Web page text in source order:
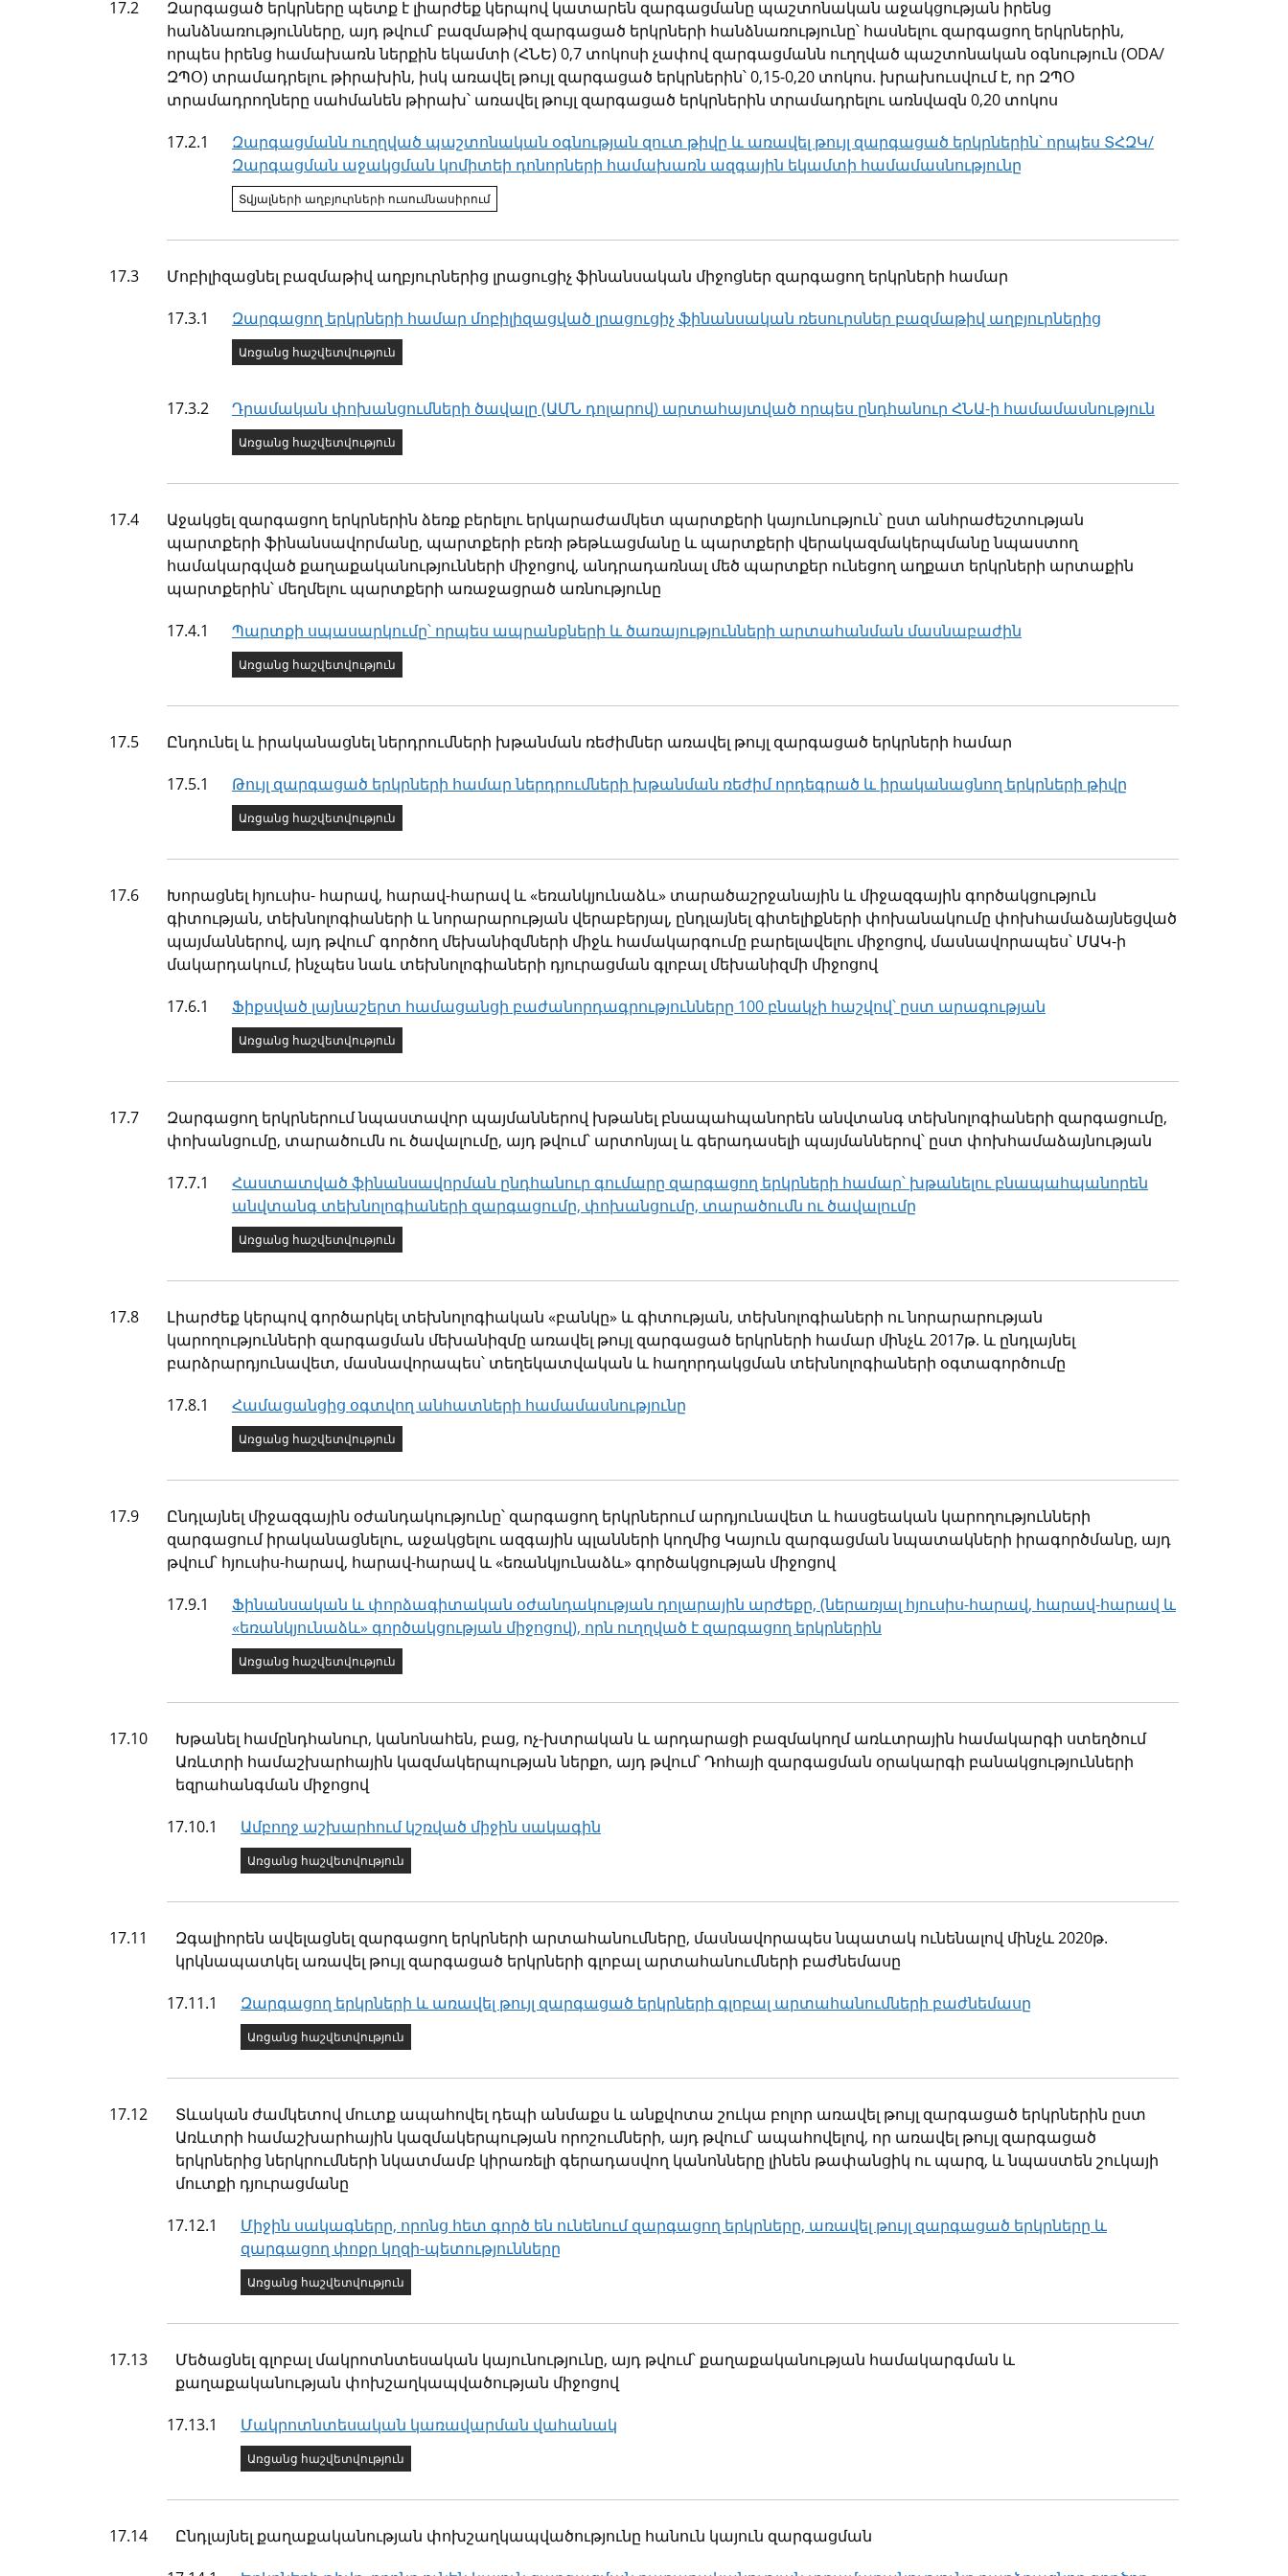
Թիրախ
17.2
Զարգացած երկրները պետք է լիարժեք կերպով կատարեն զարգացմանը պաշտոնական աջակցության իրենց
հանձնառությունները, այդ թվում՝ բազմաթիվ զարգացած երկրների հանձնառությունը՝ հասնելու զարգացող երկրներին,
որպես իրենց համախառն ներքին եկամտի (ՀՆԵ) 0,7 տոկոսի չափով զարգացմանն ուղղված պաշտոնական օգնություն (ODA/
ԶՊՕ) տրամադրելու թիրախին, իսկ առավել թույլ զարգացած երկրներին՝ 0,15-0,20 տոկոս. խրախուսվում է, որ ԶՊՕ
տրամադրողները սահմանեն թիրախ՝ առավել թույլ զարգացած երկրներին տրամադրելու առնվազն 0,20 տոկոս
Ցուցանիշ
17.2.1
Զարգացմանն ուղղված պաշտոնական օգնության զուտ թիվը և առավել թույլ զարգացած երկրներին՝ որպես ՏՀԶԿ/
Զարգացման աջակցման կոմիտեի դոնորների համախառն ազգային եկամտի համամասնությունը
Ցուցանիշի կարգավիճակ
Տվյալների աղբյուրների ուսումնասիրում
Թիրախ
17.3
Մոբիլիզացնել բազմաթիվ աղբյուրներից լրացուցիչ ֆինանսական միջոցներ զարգացող երկրների համար
Ցուցանիշ
17.3.1
Զարգացող երկրների համար մոբիլիզացված լրացուցիչ ֆինանսական ռեսուրսներ բազմաթիվ աղբյուրներից
Ցուցանիշի կարգավիճակ
Առցանց հաշվետվություն
Ցուցանիշ
17.3.2
Դրամական փոխանցումների ծավալը (ԱՄՆ դոլարով) արտահայտված որպես ընդհանուր ՀՆԱ-ի համամասնություն
Ցուցանիշի կարգավիճակ
Առցանց հաշվետվություն
Թիրախ
17.4
Աջակցել զարգացող երկրներին ձեռք բերելու երկարաժամկետ պարտքերի կայունություն՝ ըստ անհրաժեշտության
պարտքերի ֆինանսավորմանը, պարտքերի բեռի թեթևացմանը և պարտքերի վերակազմակերպմանը նպաստող
համակարգված քաղաքականությունների միջոցով, անդրադառնալ մեծ պարտքեր ունեցող աղքատ երկրների արտաքին
պարտքերին՝ մեղմելու պարտքերի առաջացրած առնությունը
Ցուցանիշ
17.4.1
Պարտքի սպասարկումը՝ որպես ապրանքների և ծառայությունների արտահանման մասնաբաժին
Ցուցանիշի կարգավիճակ
Առցանց հաշվետվություն
Թիրախ
17.5
Ընդունել և իրականացնել ներդրումների խթանման ռեժիմներ առավել թույլ զարգացած երկրների համար
Ցուցանիշ
17.5.1
Թույլ զարգացած երկրների համար ներդրումների խթանման ռեժիմ որդեգրած և իրականացնող երկրների թիվը
Ցուցանիշի կարգավիճակ
Առցանց հաշվետվություն
Թիրախ
17.6
Խորացնել հյուսիս- հարավ, հարավ-հարավ և «եռանկյունաձև» տարածաշրջանային և միջազգային գործակցություն
գիտության, տեխնոլոգիաների և նորարարության վերաբերյալ, ընդլայնել գիտելիքների փոխանակումը փոխհամաձայնեցված
պայմաններով, այդ թվում՝ գործող մեխանիզմների միջև համակարգումը բարելավելու միջոցով, մասնավորապես՝ ՄԱԿ-ի
մակարդակում, ինչպես նաև տեխնոլոգիաների դյուրացման գլոբալ մեխանիզմի միջոցով
Ցուցանիշ
17.6.1
Ֆիքսված լայնաշերտ համացանցի բաժանորդագրությունները 100 բնակչի հաշվով՝ ըստ արագության
Ցուցանիշի կարգավիճակ
Առցանց հաշվետվություն
Թիրախ
17.7
Զարգացող երկրներում նպաստավոր պայմաններով խթանել բնապահպանորեն անվտանգ տեխնոլոգիաների զարգացումը,
փոխանցումը, տարածումն ու ծավալումը, այդ թվում՝ արտոնյալ և գերադասելի պայմաններով՝ ըստ փոխհամաձայնության
Ցուցանիշ
17.7.1
Հաստատված ֆինանսավորման ընդհանուր գումարը զարգացող երկրների համար՝ խթանելու բնապահպանորեն
անվտանգ տեխնոլոգիաների զարգացումը, փոխանցումը, տարածումն ու ծավալումը
Ցուցանիշի կարգավիճակ
Առցանց հաշվետվություն
Թիրախ
17.8
Լիարժեք կերպով գործարկել տեխնոլոգիական «բանկը» և գիտության, տեխնոլոգիաների ու նորարարության
կարողությունների զարգացման մեխանիզմը առավել թույլ զարգացած երկրների համար մինչև 2017թ. և ընդլայնել
բարձրարդյունավետ, մասնավորապես՝ տեղեկատվական և հաղորդակցման տեխնոլոգիաների օգտագործումը
Ցուցանիշ
17.8.1
Համացանցից օգտվող անհատների համամասնությունը
Ցուցանիշի կարգավիճակ
Առցանց հաշվետվություն
Թիրախ
17.9
Ընդլայնել միջազգային օժանդակությունը՝ զարգացող երկրներում արդյունավետ և հասցեական կարողությունների
զարգացում իրականացնելու, աջակցելու ազգային պլանների կողմից Կայուն զարգացման նպատակների իրագործմանը, այդ
թվում՝ հյուսիս-հարավ, հարավ-հարավ և «եռանկյունաձև» գործակցության միջոցով
Ցուցանիշ
17.9.1
Ֆինանսական և փորձագիտական օժանդակության դոլարային արժեքը, (ներառյալ հյուսիս-հարավ, հարավ-հարավ և
«եռանկյունաձև» գործակցության միջոցով), որն ուղղված է զարգացող երկրներին
Ցուցանիշի կարգավիճակ
Առցանց հաշվետվություն
Թիրախ
17.10
Խթանել համընդհանուր, կանոնահեն, բաց, ոչ-խտրական և արդարացի բազմակողմ առևտրային համակարգի ստեղծում
Առևտրի համաշխարհային կազմակերպության ներքո, այդ թվում՝ Դոհայի զարգացման օրակարգի բանակցությունների
եզրահանգման միջոցով
Ցուցանիշ
17.10.1
Ամբողջ աշխարհում կշռված միջին սակագին
Ցուցանիշի կարգավիճակ
Առցանց հաշվետվություն
Թիրախ
17.11
Զգալիորեն ավելացնել զարգացող երկրների արտահանումները, մասնավորապես նպատակ ունենալով մինչև 2020թ.
կրկնապատկել առավել թույլ զարգացած երկրների գլոբալ արտահանումների բաժնեմասը
Ցուցանիշ
17.11.1
Զարգացող երկրների և առավել թույլ զարգացած երկրների գլոբալ արտահանումների բաժնեմասը
Ցուցանիշի կարգավիճակ
Առցանց հաշվետվություն
Թիրախ
17.12
Տևական ժամկետով մուտք ապահովել դեպի անմաքս և անքվոտա շուկա բոլոր առավել թույլ զարգացած երկրներին ըստ
Առևտրի համաշխարհային կազմակերպության որոշումների, այդ թվում՝ ապահովելով, որ առավել թույլ զարգացած
երկրներից ներկրումների նկատմամբ կիրառելի գերադասվող կանոնները լինեն թափանցիկ ու պարզ, և նպաստեն շուկայի
մուտքի դյուրացմանը
Ցուցանիշ
17.12.1
Միջին սակագները, որոնց հետ գործ են ունենում զարգացող երկրները, առավել թույլ զարգացած երկրները և
զարգացող փոքր կղզի-պետությունները
Ցուցանիշի կարգավիճակ
Առցանց հաշվետվություն
Թիրախ
17.13
Մեծացնել գլոբալ մակրոտնտեսական կայունությունը, այդ թվում՝ քաղաքականության համակարգման և
քաղաքականության փոխշաղկապվածության միջոցով
Ցուցանիշ
17.13.1
Մակրոտնտեսական կառավարման վահանակ
Ցուցանիշի կարգավիճակ
Առցանց հաշվետվություն
Թիրախ
17.14
Ընդլայնել քաղաքականության փոխշաղկապվածությունը հանուն կայուն զարգացման